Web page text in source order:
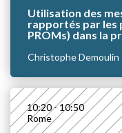
Utilisation des
rapportés par les
PROMs) dans la
Christophe Demoulin
10:20- 10:50
Rome